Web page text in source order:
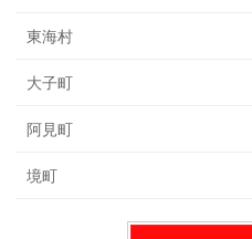
東海村
大子町
阿見町
境町